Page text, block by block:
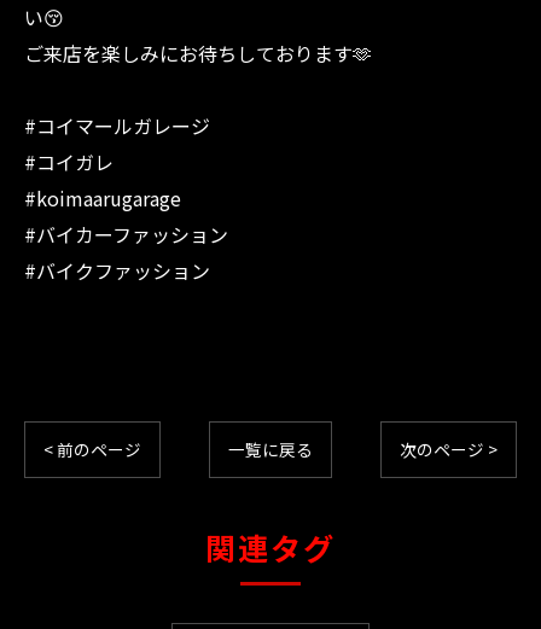
い😚
ご来店を楽しみにお待ちしております🫶
#コイマールガレージ
#コイガレ
#koimaarugarage
#バイカーファッション
#バイクファッション
< 前のページ 一覧に戻る 次のページ >
関連タグ